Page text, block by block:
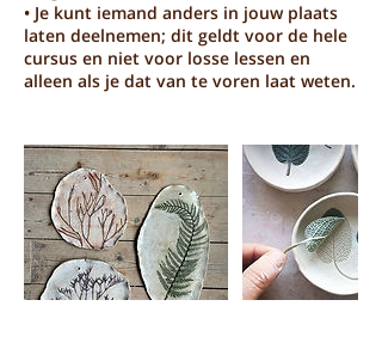
• Je kunt iemand anders in jouw plaats
laten deelnemen; dit geldt voor de hele
cursus en niet voor losse lessen en
alleen als je dat van te voren laat weten.